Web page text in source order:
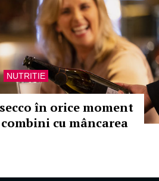
NUTRITIE
în orice moment
cu mâncarea